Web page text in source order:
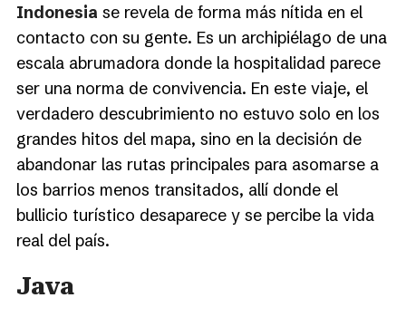
Indonesia se revela de forma más nítida en el
contacto con su gente. Es un archipiélago de una
escala abrumadora donde la hospitalidad parece
ser una norma de convivencia. En este viaje, el
verdadero descubrimiento no estuvo solo en los
grandes hitos del mapa, sino en la decisión de
abandonar las rutas principales para asomarse a
los barrios menos transitados, allí donde el
bullicio turístico desaparece y se percibe la vida
real del país.
Java